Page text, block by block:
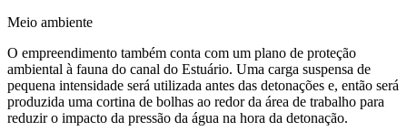
Meio ambiente
O empreendimento também conta com um plano de proteção
ambiental à fauna do canal do Estuário. Uma carga suspensa de
pequena intensidade será utilizada antes das detonações e, então será
produzida uma cortina de bolhas ao redor da área de trabalho para
reduzir o impacto da pressão da água na hora da detonação.